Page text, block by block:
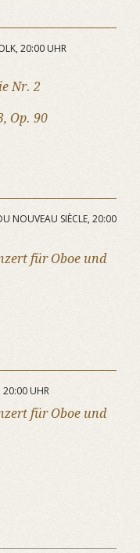
20:00 UHR
Nr. 2
Op. 90
NOUVEAU SIÈCLE, 20:00
für Oboe und
20:00 UHR
für Oboe und